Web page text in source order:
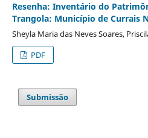
Resenha: Inventário do
Trangola: Município de Currais
Sheyla Maria das Neves Soares,
PDF
Submissão